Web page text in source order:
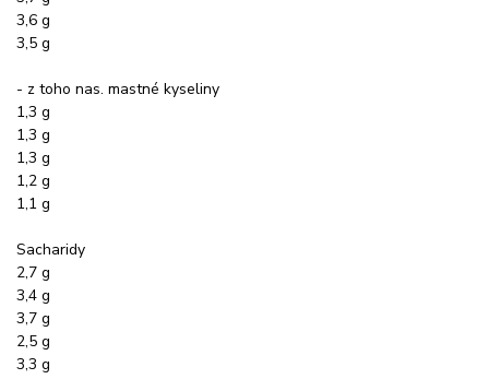
3,6 g
3,5 g
- z toho nas. mastné kyseliny
1,3 g
1,3 g
1,3 g
1,2 g
1,1 g
Sacharidy
2,7 g
3,4 g
3,7 g
2,5 g
3,3 g